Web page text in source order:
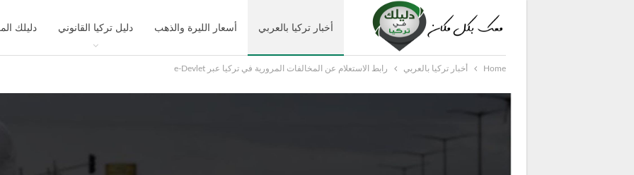
أخبار تركيا بالعربي أسعار الليرة والذهب دليل تركيا القانوني دليلك
Home أخبار تركيا بالعربي رابط الاستعلام عن المخالفات المرورية في تركيا عبر e-Devlet